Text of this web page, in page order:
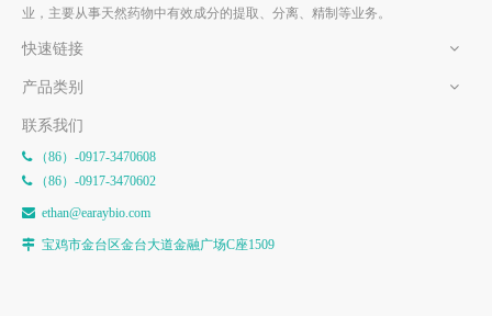
业，主要从事天然药物中有效成分的提取、分离、精制等业务。
快速链接
产品类别
联系我们
（86）-0917-3470608
（86）-0917-3470602
 ethan@earaybio.com
 宝鸡市金台区金台大道金融广场C座1509